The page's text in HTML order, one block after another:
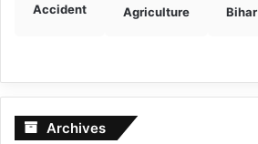
Accident Agriculture Bihar
Archives Archives